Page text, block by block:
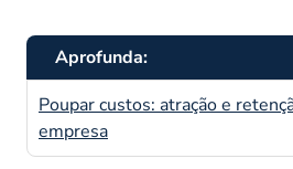
Aprofunda:
Poupar custos: atração e
empresa